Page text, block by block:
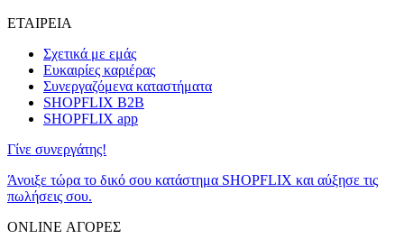
ΕΤΑΙΡΕΙΑ
Σχετικά με εμάς
Ευκαιρίες καριέρας
Συνεργαζόμενα καταστήματα
SHOPFLIX B2B
SHOPFLIX app
Γίνε συνεργάτης!
Άνοιξε τώρα το δικό σου κατάστημα SHOPFLIX και αύξησε τις
πωλήσεις σου.
ONLINE ΑΓΟΡΕΣ